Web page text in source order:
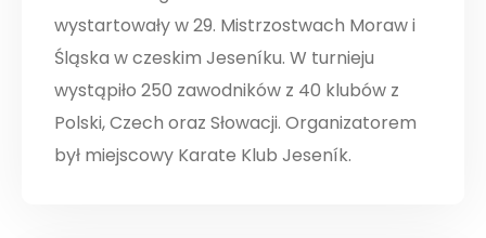
wystartowały w 29. Mistrzostwach Moraw i
Śląska w czeskim Jeseníku. W turnieju
wystąpiło 250 zawodników z 40 klubów z
Polski, Czech oraz Słowacji. Organizatorem
był miejscowy Karate Klub Jeseník.